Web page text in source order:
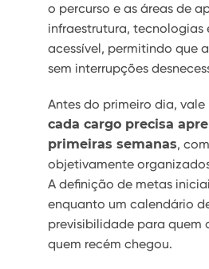
o percurso e as áreas de
infraestrutura,
acessível, permitindo que
sem interrupções
Antes do primeiro dia, vale
cada cargo precisa
primeiras semanas,
objetivamente
A definição de metas
enquanto um calendário
previsibilidade para quem
quem recém chegou.